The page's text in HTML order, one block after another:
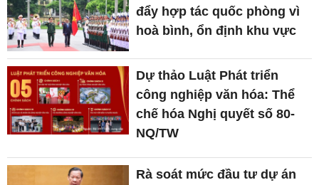
đẩy hợp tác quốc phòng vì
hoà bình, ổn định khu vực
Dự thảo Luật Phát triển
công nghiệp văn hóa: Thể
chế hóa Nghị quyết số 80-
NQ/TW
Rà soát mức đầu tư dự án